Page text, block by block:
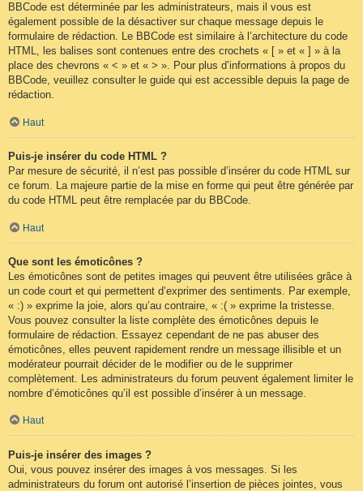
BBCode est déterminée par les administrateurs, mais il vous est
également possible de la désactiver sur chaque message depuis le
formulaire de rédaction. Le BBCode est similaire à l’architecture du code
HTML, les balises sont contenues entre des crochets « [ » et « ] » à la
place des chevrons « < » et « > ». Pour plus d’informations à propos du
BBCode, veuillez consulter le guide qui est accessible depuis la page de
rédaction.
Haut
Puis-je insérer du code HTML ?
Par mesure de sécurité, il n’est pas possible d’insérer du code HTML sur
ce forum. La majeure partie de la mise en forme qui peut être générée par
du code HTML peut être remplacée par du BBCode.
Haut
Que sont les émoticônes ?
Les émoticônes sont de petites images qui peuvent être utilisées grâce à
un code court et qui permettent d’exprimer des sentiments. Par exemple,
« :) » exprime la joie, alors qu’au contraire, « :( » exprime la tristesse.
Vous pouvez consulter la liste complète des émoticônes depuis le
formulaire de rédaction. Essayez cependant de ne pas abuser des
émoticônes, elles peuvent rapidement rendre un message illisible et un
modérateur pourrait décider de le modifier ou de le supprimer
complètement. Les administrateurs du forum peuvent également limiter le
nombre d’émoticônes qu’il est possible d’insérer à un message.
Haut
Puis-je insérer des images ?
Oui, vous pouvez insérer des images à vos messages. Si les
administrateurs du forum ont autorisé l’insertion de pièces jointes, vous